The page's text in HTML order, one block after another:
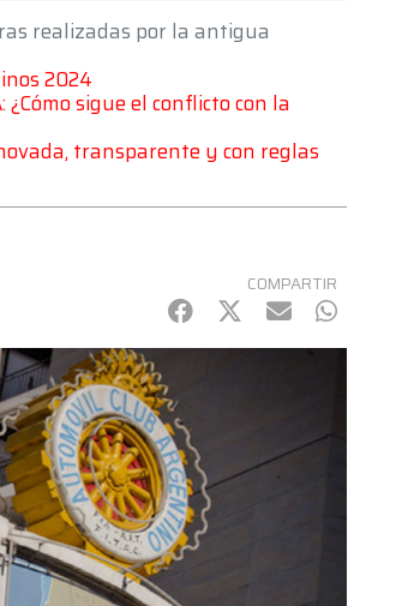
realizadas por la antigua
2024
¿Cómo sigue el conflicto con la
transparente y con reglas
COMPARTIR
Facebook
Twitter
mail